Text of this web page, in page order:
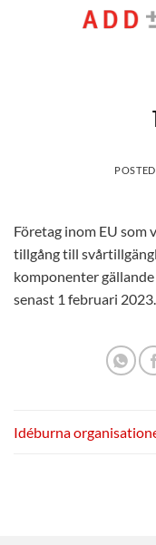
Företag inom EU
tillgång till
komponenter
senast 1 februari 2023.
Idéburna